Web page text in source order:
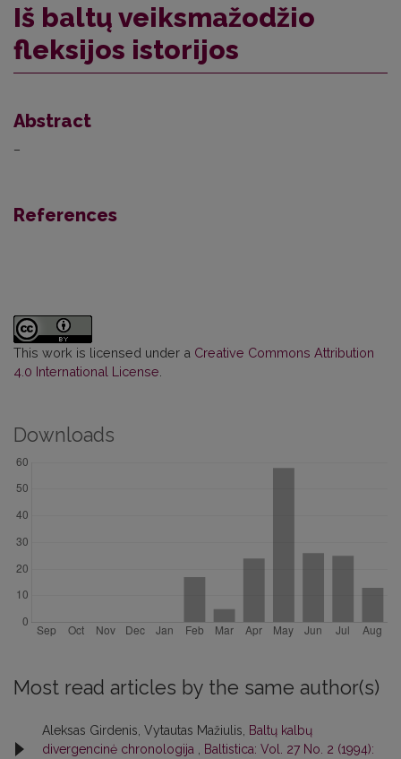
Iš baltų veiksmažodžio
fleksijos istorijos
Abstract
–
References
This work is licensed under a Creative Commons Attribution
4.0 International License
Downloads
Most read articles by the same author(s)
Aleksas Girdenis, Vytautas Mažiulis,
Baltų kalbų
divergencinė chronologija
Baltistica: Vol. 27 No. 2 (1994):